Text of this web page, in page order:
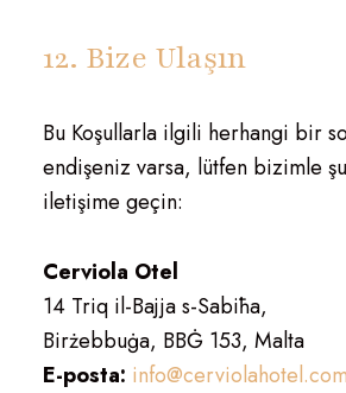
12. Bize Ulaşın
Bu Koşullarla ilgili herhangi bir
endişeniz varsa, lütfen bizimle
iletişime geçin:
Cerviola Otel
14 Triq il-Bajja s-Sabiħa,
Birżebbuġa, BBĠ 153, Malta
E-posta: info@cerviolahotel.com